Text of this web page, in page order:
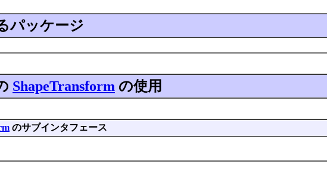
パッケージ
ShapeTransform の使用
のサブインタフェース